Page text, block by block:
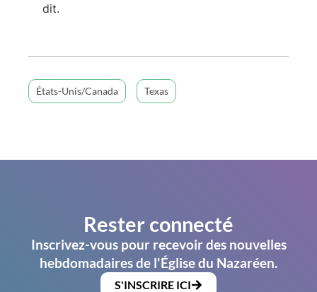
dit.
États-Unis/Canada Texas
Rester connecté
Inscrivez-vous pour recevoir des nouvelles
hebdomadaires de l'Église du Nazaréen.
S'INSCRIRE ICI